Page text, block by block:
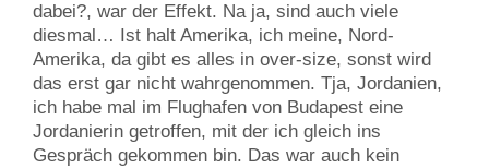
dabei?, war der Effekt. Na ja, sind auch viele
diesmal… Ist halt Amerika, ich meine, Nord-
Amerika, da gibt es alles in over-size, sonst wird
das erst gar nicht wahrgenommen. Tja, Jordanien,
ich habe mal im Flughafen von Budapest eine
Jordanierin getroffen, mit der ich gleich ins
Gespräch gekommen bin. Das war auch kein